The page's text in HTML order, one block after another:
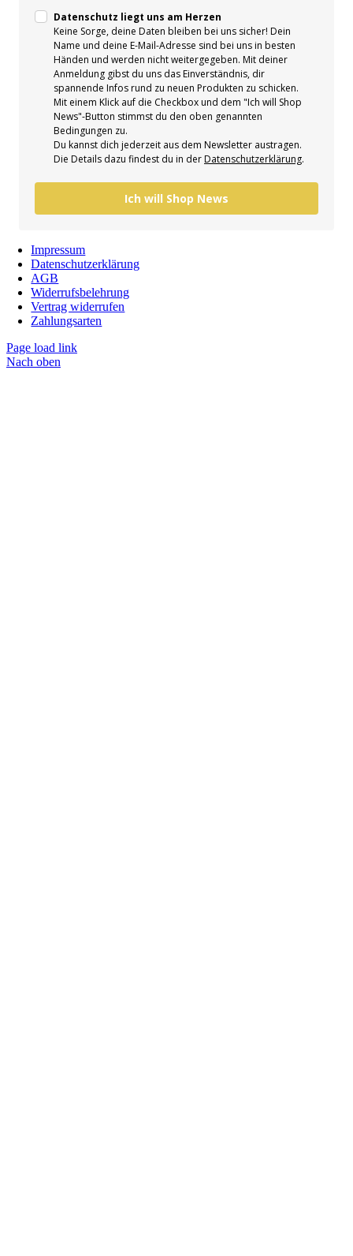
Datenschutz liegt uns am Herzen
Keine Sorge, deine Daten bleiben bei uns sicher! Dein
Name und deine E-Mail-Adresse sind bei uns in besten
Händen und werden nicht weitergegeben. Mit deiner
Anmeldung gibst du uns das Einverständnis, dir
spannende Infos rund zu neuen Produkten zu schicken.
Mit einem Klick auf die Checkbox und dem "Ich will Shop
News"-Button stimmst du den oben genannten
Bedingungen zu.
Du kannst dich jederzeit aus dem Newsletter austragen.
Die Details dazu findest du in derDatenschutzerklärung.
Ich will Shop News
Impressum
Datenschutzerklärung
AGB
Widerrufsbelehrung
Vertrag widerrufen
Zahlungsarten
Page load link
Nach oben